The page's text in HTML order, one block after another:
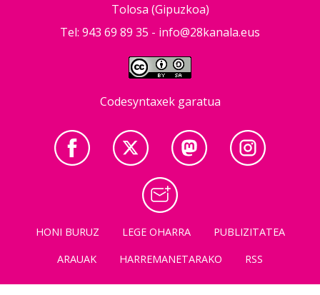
Tolosa (Gipuzkoa)
Tel: 943 69 89 35 - info@28kanala.eus
Codesyntaxek garatua
HONI BURUZ LEGE OHARRA
PUBLIZITATEA
ARAUAK
HARREMANETARAKO RSS